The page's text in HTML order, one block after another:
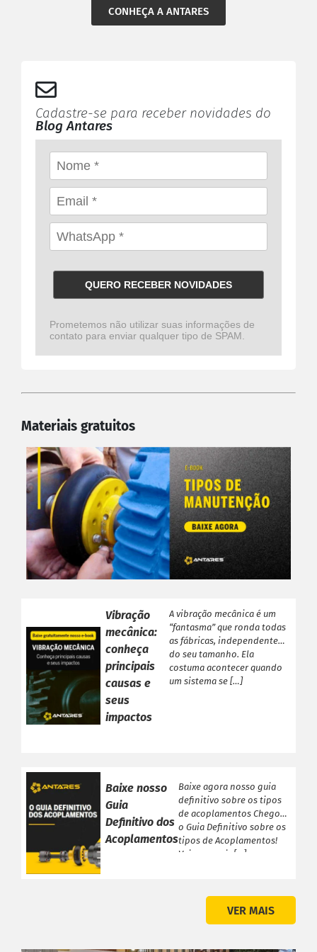
CONHEÇA A ANTARES
Cadastre-se para receber novidades do
Blog Antares
QUERO RECEBER NOVIDADES
Prometemos não utilizar suas informações de
contato para enviar qualquer tipo de SPAM.
Materiais gratuitos
Vibração
mecânica:
conheça
principais
causas e
seus
impactos
A vibração mecânica é um
“fantasma” que ronda todas
as fábricas, independente
do seu tamanho. Ela
costuma acontecer quando
um sistema se […]
Baixe nosso
Guia
Definitivo dos
Acoplamentos
Baixe agora nosso guia
definitivo sobre os tipos
de acoplamentos Chegou
o Guia Definitivo sobre os
tipos de Acoplamentos!
Veja a seguir […]
VER MAIS